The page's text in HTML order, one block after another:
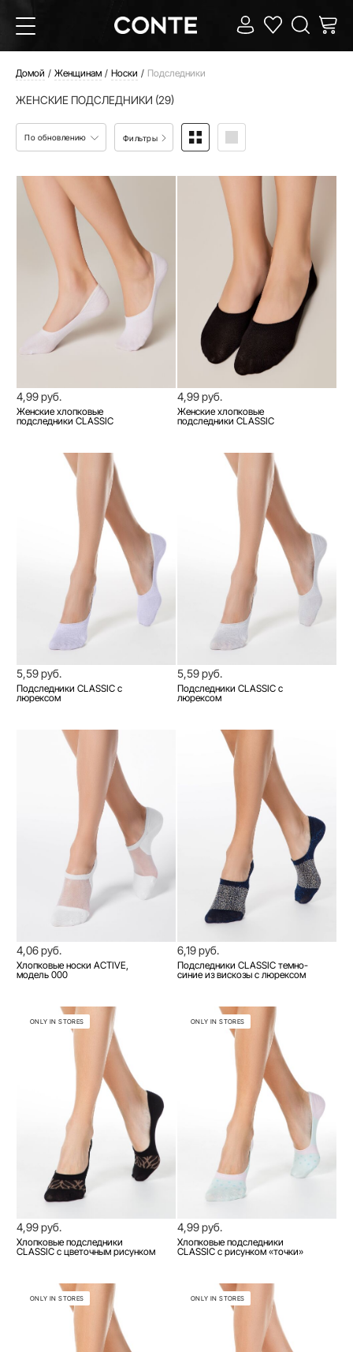
Домой Женщинам Носки Подследники
ЖЕНСКИЕ ПОДСЛЕДНИКИ (29)
По обновлению Фильтры
4,99 руб.
Женские хлопковые
подследники CLASSIC
4,99 руб.
Женские хлопковые
подследники CLASSIC
5,59 руб.
Подследники CLASSIC с
люрексом
5,59 руб.
Подследники CLASSIC с
люрексом
4,06 руб.
Хлопковые носки ACTIVE,
модель 000
6,19 руб.
Подследники CLASSIC темно-
синие из вискозы с люрексом
ONLY IN STORES
4,99 руб.
Хлопковые подследники
CLASSIC с цветочным рисунком
ONLY IN STORES
4,99 руб.
Хлопковые подследники
CLASSIC с рисунком «точки»
ONLY IN STORES ONLY IN STORES